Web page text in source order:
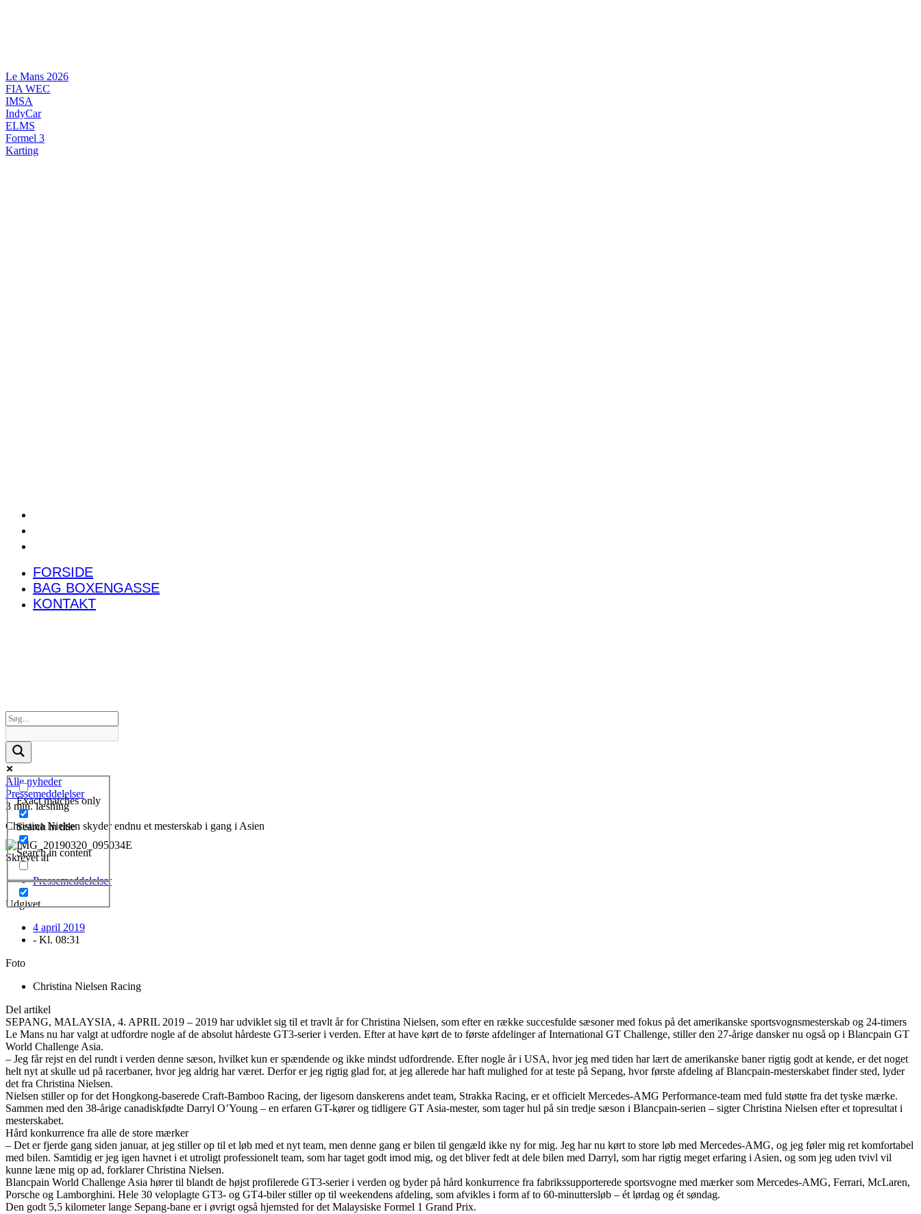
Le Mans 2026
FIA WEC
IMSA
IndyCar
ELMS
Formel 3
Karting
FORSIDE
BAG BOXENGASSE
KONTAKT
Exact matches only
Search in title
Search in content
Alle nyheder
Pressemeddelelser
3 min. læsning
Christina Nielsen skyder endnu et mesterskab i gang i Asien
Skrevet af
Pressemeddelelser
Udgivet
4 april 2019
- Kl. 08:31
Foto
Christina Nielsen Racing
Del artikel
SEPANG, MALAYSIA, 4. APRIL 2019 – 2019 har udviklet sig til et travlt år for Christina Nielsen, som efter en række succesfulde sæsoner med fokus på det amerikanske sportsvognsmesterskab og 24-timers
Le Mans nu har valgt at udfordre nogle af de absolut hårdeste GT3-serier i verden. Efter at have kørt de to første afdelinger af International GT Challenge, stiller den 27-årige dansker nu også op i Blancpain GT
World Challenge Asia.
– Jeg får rejst en del rundt i verden denne sæson, hvilket kun er spændende og ikke mindst udfordrende. Efter nogle år i USA, hvor jeg med tiden har lært de amerikanske baner rigtig godt at kende, er det noget
helt nyt at skulle ud på racerbaner, hvor jeg aldrig har været. Derfor er jeg rigtig glad for, at jeg allerede har haft mulighed for at teste på Sepang, hvor første afdeling af Blancpain-mesterskabet finder sted, lyder
det fra Christina Nielsen.
Nielsen stiller op for det Hongkong-baserede Craft-Bamboo Racing, der ligesom danskerens andet team, Strakka Racing, er et officielt Mercedes-AMG Performance-team med fuld støtte fra det tyske mærke.
Sammen med den 38-årige canadiskfødte Darryl O’Young – en erfaren GT-kører og tidligere GT Asia-mester, som tager hul på sin tredje sæson i Blancpain-serien – sigter Christina Nielsen efter et topresultat i
mesterskabet.
Hård konkurrence fra alle de store mærker
– Det er fjerde gang siden januar, at jeg stiller op til et løb med et nyt team, men denne gang er bilen til gengæld ikke ny for mig. Jeg har nu kørt to store løb med Mercedes-AMG, og jeg føler mig ret komfortabel
med bilen. Samtidig er jeg igen havnet i et utroligt professionelt team, som har taget godt imod mig, og det bliver fedt at dele bilen med Darryl, som har rigtig meget erfaring i Asien, og som jeg uden tvivl vil
kunne læne mig op ad, forklarer Christina Nielsen.
Blancpain World Challenge Asia hører til blandt de højst profilerede GT3-serier i verden og byder på hård konkurrence fra fabrikssupporterede sportsvogne med mærker som Mercedes-AMG, Ferrari, McLaren,
Porsche og Lamborghini. Hele 30 veloplagte GT3- og GT4-biler stiller op til weekendens afdeling, som afvikles i form af to 60-minuttersløb – ét lørdag og ét søndag.
Den godt 5,5 kilometer lange Sepang-bane er i øvrigt også hjemsted for det Malaysiske Formel 1 Grand Prix.